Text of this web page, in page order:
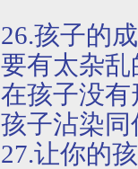
26.孩子的
要有太杂
在孩子没
孩子沾染
27.让你的